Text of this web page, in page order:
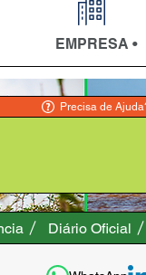
EMPRESA •
Precisa de
Diário Oficial